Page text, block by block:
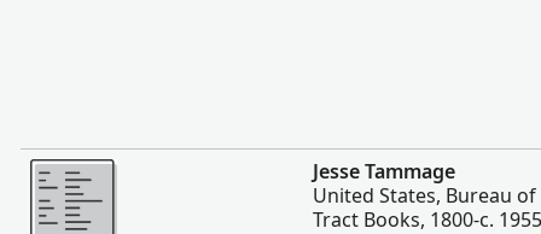
Vairāk
Jesse Tammage
United States, Bureau
Tract Books, 1800-c. 1955